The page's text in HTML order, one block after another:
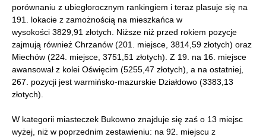
porównaniu z ubiegłorocznym rankingiem i teraz plasuje się na
191. lokacie z zamożnością na mieszkańca w
wysokości 3829,91 złotych. Niższe niż przed rokiem pozycje
zajmują również Chrzanów (201. miejsce, 3814,59 złotych) oraz
Miechów (224. miejsce, 3751,51 złotych). Z 19. na 16. miejsce
awansował z kolei Oświęcim (5255,47 złotych), a na ostatniej,
267. pozycji jest warmińsko-mazurskie Działdowo (3383,13
złotych).
W kategorii miasteczek Bukowno znajduje się zaś o 13 miejsc
wyżej, niż w poprzednim zestawieniu: na 92. miejscu z